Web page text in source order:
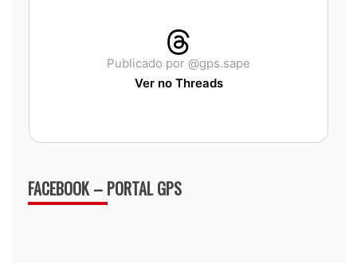
Publicado por @gps.sape
Ver no Threads
FACEBOOK – PORTAL GPS